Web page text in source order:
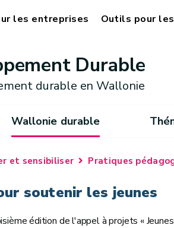
les entreprises Outils pour
Durable
durable en Wallonie
Wallonie durable
et sensibiliser Pratiques
soutenir les jeunes
édition de l'appel à projets «